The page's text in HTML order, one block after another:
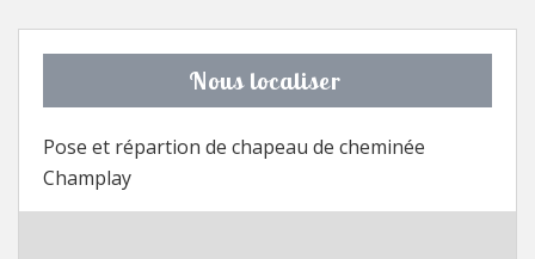
Nous localiser
Pose et répartion de chapeau de cheminée
Champlay